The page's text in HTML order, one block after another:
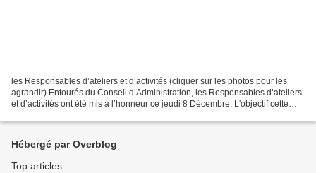
les Responsables d’ateliers et d’activités (cliquer sur les photos pour les
agrandir) Entourés du Conseil d’Administration, les Responsables d’ateliers
et d’activités ont été mis à l’honneur ce jeudi 8 Décembre. L'objectif cette
Hébergé par Overblog
Top articles